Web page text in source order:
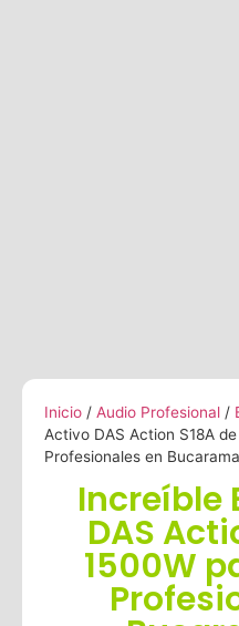
Inicio / Audio Profesional /
Activo DAS Action S18A
Profesionales en
Increíble
DAS
1500W